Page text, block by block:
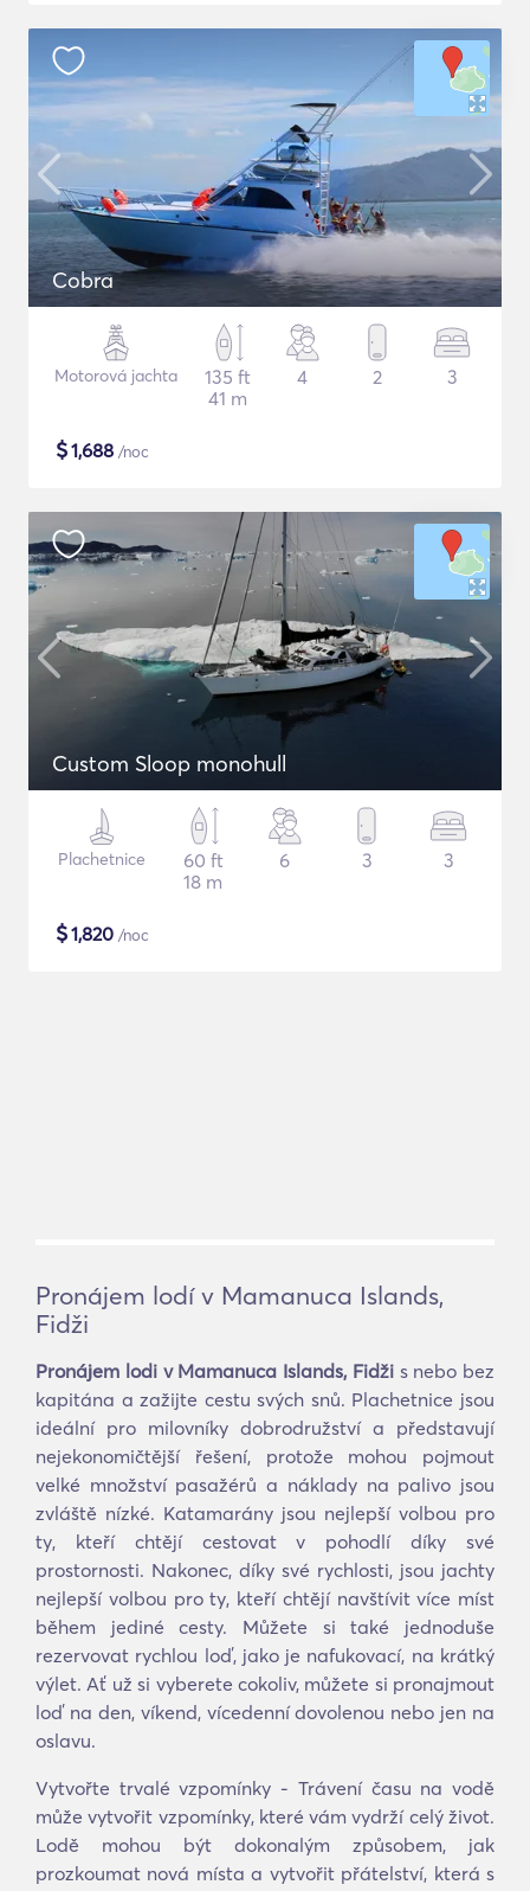
Cobra
Motorová jachta
135 ft
41 m
4 2 3
$1,688 /noc
Custom Sloop monohull
Plachetnice
60 ft
18 m
6 3 3
$1,820 /noc
Pronájem lodí v Mamanuca Islands,
Fidži
Pronájem lodi v Mamanuca Islands, Fidžis nebo bez
kapitána a zažijte cestu svých snů. Plachetnice jsou
ideální pro milovníky dobrodružství a představují
nejekonomičtější řešení, protože mohou pojmout
velké množství pasažérů a náklady na palivo jsou
zvláště nízké. Katamarány jsou nejlepší volbou pro
ty, kteří chtějí cestovat v pohodlí díky své
prostornosti. Nakonec, díky své rychlosti, jsou jachty
nejlepší volbou pro ty, kteří chtějí navštívit více míst
během jediné cesty. Můžete si také jednoduše
rezervovat rychlou loď, jako je nafukovací, na krátký
výlet. Ať už si vyberete cokoliv, můžete si pronajmout
loď na den, víkend, vícedenní dovolenou nebo jen na
oslavu.
Vytvořte trvalé vzpomínky - Trávení času na vodě
může vytvořit vzpomínky, které vám vydrží celý život.
Lodě mohou být dokonalým způsobem, jak
prozkoumat nová místa a vytvořit přátelství, která s